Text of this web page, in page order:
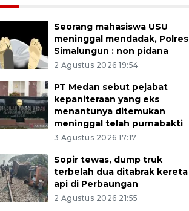
Seorang mahasiswa USU
meninggal mendadak, Polres
Simalungun : non pidana
2 Agustus 2026 19:54
PT Medan sebut pejabat
kepaniteraan yang eks
menantunya ditemukan
meninggal telah purnabakti
3 Agustus 2026 17:17
Sopir tewas, dump truk
terbelah dua ditabrak kereta
api di Perbaungan
2 Agustus 2026 21:55